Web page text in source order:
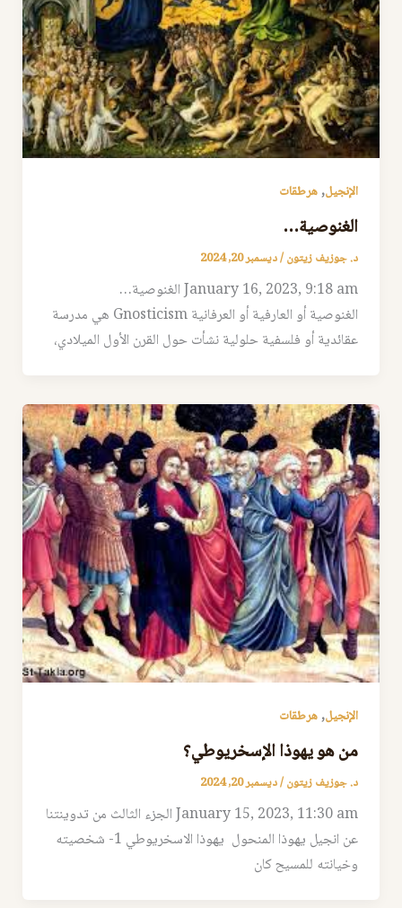
الإنجيل,هرطقات
الغنوصية…
د. جوزيف زيتون/ديسمبر 20, 2024
January 16, 2023, 9:18 am الغنوصية…
الغنوصية أو العارفية أو العرفانية Gnosticism هي مدرسة
عقائدية أو فلسفية حلولية نشأت حول القرن الأول الميلادي،
الإنجيل,هرطقات
من هو يهوذا الإسخريوطي؟
د. جوزيف زيتون/ديسمبر 20, 2024
January 15, 2023, 11:30 am الجزء الثالث من تدوينتنا
عن انجيل يهوذا المنحول يهوذا الاسخريوطي 1- شخصيته
وخيانته للمسيح كان